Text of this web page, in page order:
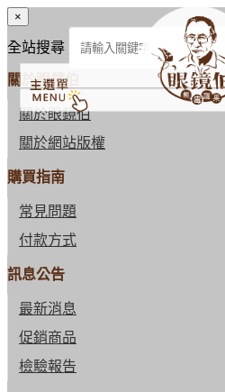
×
全站搜尋
關於眼鏡伯
關於眼鏡伯
關於網站版權
購買指南
常見問題
付款方式
訊息公告
最新消息
促銷商品
檢驗報告